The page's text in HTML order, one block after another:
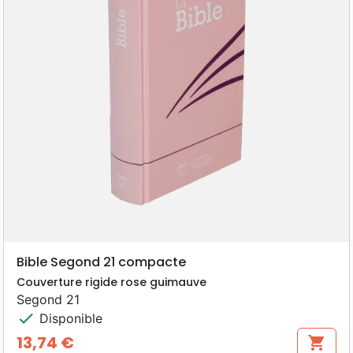
Bible Segond 21 compacte
Couverture rigide rose guimauve
Segond 21
check Disponible
13,74 € shopping_cart